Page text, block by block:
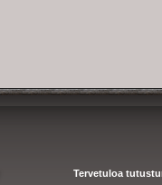
Tervetuloa